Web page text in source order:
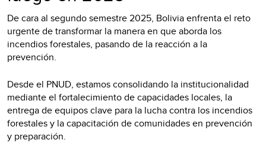
De cara al segundo semestre 2025, Bolivia enfrenta el reto
urgente de transformar la manera en que aborda los
incendios forestales, pasando de la reacción a la
prevención.
Desde el PNUD, estamos consolidando la institucionalidad
mediante el fortalecimiento de capacidades locales, la
entrega de equipos clave para la lucha contra los incendios
forestales y la capacitación de comunidades en prevención
y preparación.